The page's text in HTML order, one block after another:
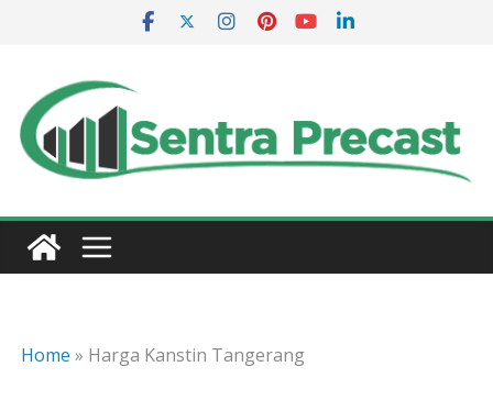
Home » Harga Kanstin Tangerang